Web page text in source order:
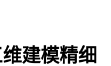
建模精细